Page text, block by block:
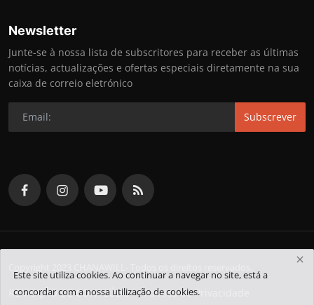
Newsletter
Junte-se à nossa lista de subscritores para receber as últimas
notícias, actualizações e ofertas especiais diretamente na sua
caixa de correio eletrónico
Subscrever
REMOÇÃO DE CONTEÚDO Política de Privacidade
Este site utiliza cookies. Ao continuar a navegar no site, está a
concordar com a nossa utilização de cookies.